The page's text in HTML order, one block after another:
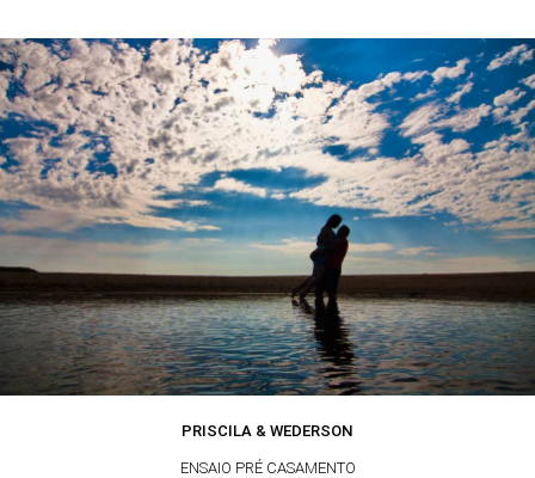
PRISCILA & WEDERSON
ENSAIO PRÉ CASAMENTO